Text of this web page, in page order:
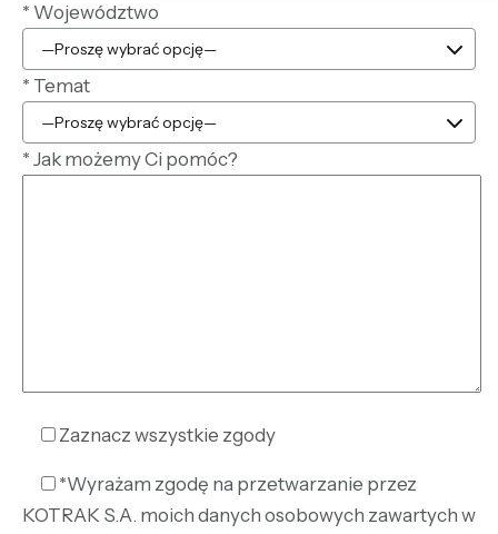
* Województwo
* Temat
* Jak możemy Ci pomóc?
Zaznacz wszystkie zgody
*Wyrażam zgodę na przetwarzanie przez
KOTRAK S.A. moich danych osobowych zawartych w